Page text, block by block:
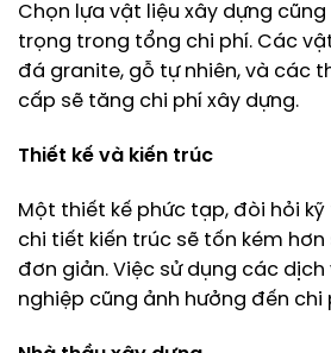
Chọn lựa vật liệu xây dựng
trọng trong tổng chi phí. Các
đá granite, gỗ tự nhiên, và các
cấp sẽ tăng chi phí xây dựng.
Thiết kế và kiến trúc
Một thiết kế phức tạp, đòi hỏi
chi tiết kiến trúc sẽ tốn kém
đơn giản. Việc sử dụng các dịch
nghiệp cũng ảnh hưởng đến chi